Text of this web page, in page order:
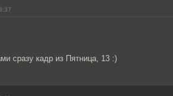
сразу кадр из Пятница, 13 :)